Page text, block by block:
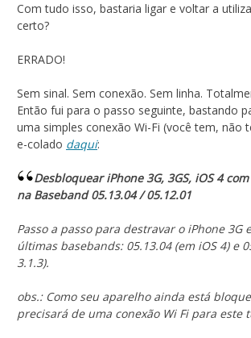
Com tudo isso, bastaria ligar e voltar a
certo?
ERRADO!
Sem sinal. Sem conexão. Sem linha.
Então fui para o passo seguinte, bastando
uma simples conexão Wi-Fi (você tem, não
e-colado daqui:
Desbloquear iPhone 3G, 3GS, iOS 4
na Baseband 05.13.04 / 05.12.01
Passo a passo para destravar o iPhone 3G
últimas basebands: 05.13.04 (em iOS 4) e
3.1.3).
obs.: Como seu aparelho ainda está
precisará de uma conexão Wi Fi para este